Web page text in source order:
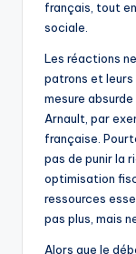
français, tout
sociale.
Les réactions
patrons et leurs
mesure absurde
Arnault, par
française.
pas de punir la
optimisation
ressources
pas plus, mais
Alors que le